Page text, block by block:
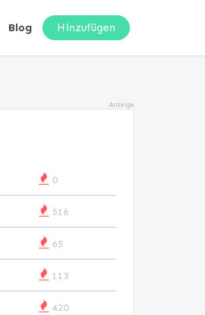
Blog Hinzufügen
Anzeige
0
516
65
113
420